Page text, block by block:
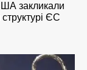
закликали
ЄС